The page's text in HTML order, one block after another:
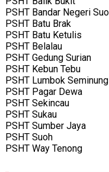
PSHT Bandar Negeri
PSHT Batu Brak
PSHT Batu Ketulis
PSHT Belalau
PSHT Gedung Surian
PSHT Kebun Tebu
PSHT Lumbok Seminung
PSHT Pagar Dewa
PSHT Sekincau
PSHT Sukau
PSHT Sumber Jaya
PSHT Suoh
PSHT Way Tenong